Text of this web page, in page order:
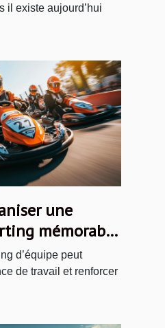
il existe aujourd’hui
une
mémorable
?
d’équipe peut
de travail et renforcer